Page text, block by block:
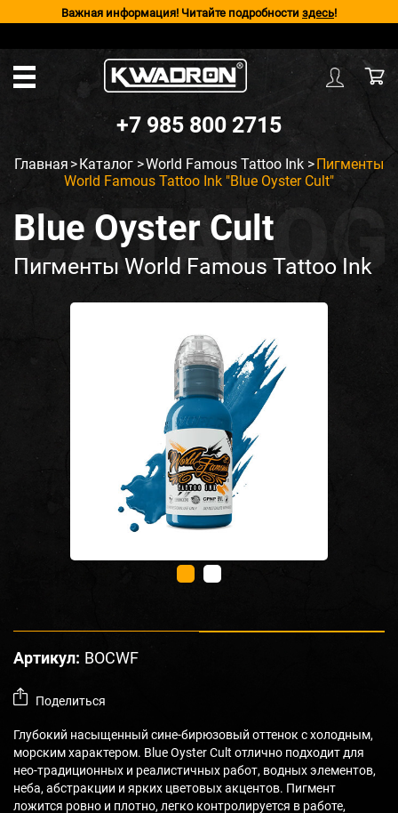
Важная информация! Читайте подробности здесь!
+7 985 800 2715
Главная >Каталог >World Famous Tattoo Ink >Пигменты
World Famous Tattoo Ink "Blue Oyster Cult"
Blue Oyster Cult
Пигменты World Famous Tattoo Ink
Артикул: BOCWF
Поделиться
Глубокий насыщенный сине-бирюзовый оттенок с холодным,
морским характером. Blue Oyster Cult отлично подходит для
нео-традиционных и реалистичных работ, водных элементов,
неба, абстракции и ярких цветовых акцентов. Пигмент
ложится ровно и плотно, легко контролируется в работе,